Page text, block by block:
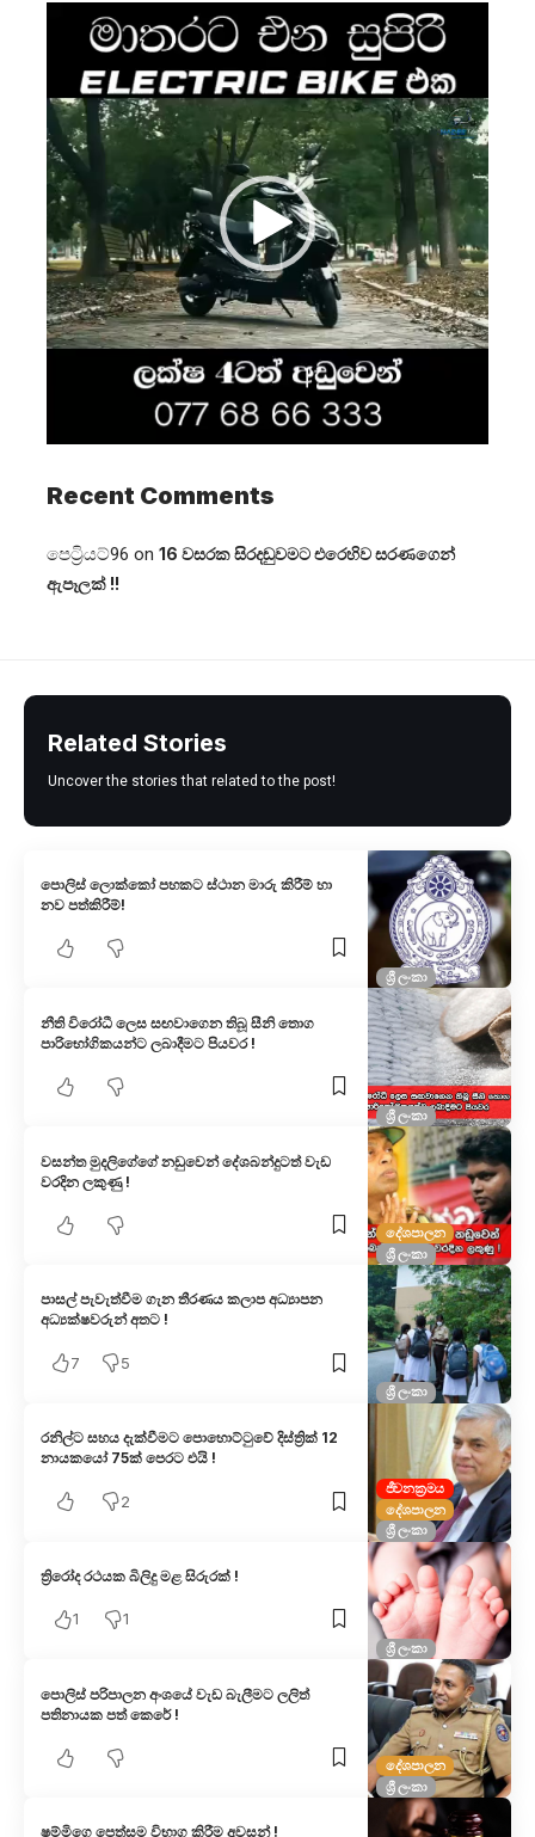
Player
Recent Comments
පෙට්‍රියට්96 on 16 වසරක සිරදඬුවමට එරෙහිව සරණගෙන්
ඇපෑලක් !!
Related Stories
Uncover the stories that related to the post!
ශ්‍රී ලංකා
පොලිස් ලොක්කෝ පහකට ස්ථාන මාරු කිරීම් හා
නව පත්කිරීම්!
ශ්‍රී ලංකා
නීති විරෝධී ලෙස සඟවාගෙන තිබූ සීනි තොග
පාරිභෝගිකයන්ට ලබාදීමට පියවර !
දේශපාලන
ශ්‍රී ලංකා
වසන්ත මුදලිගේගේ නඩුවෙන් දේශබන්දුටත් වැඩ
වරදින ලකුණු !
ශ්‍රී ලංකා
පාසල් පැවැත්වීම ගැන තීරණය කලාප අධ්‍යාපන
අධ්‍යක්ෂවරුන් අතට !
7 5
ජීවනක්‍රමය
දේශපාලන
ශ්‍රී ලංකා
රනිල්ට සහය දැක්වීමට පොහොට්ටුවේ දිස්ත්‍රික් 12
නායකයෝ 75ක් පෙරට එයි !
2
ශ්‍රී ලංකා
ත්‍රිරෝද රථයක බිලිදු මළ සිරුරක් !
1 1
දේශපාලන
ශ්‍රී ලංකා
පොලිස් පරිපාලන අංශයේ වැඩ බැලීමට ලලිත්
පතිනායක පත් කෙරේ !
ෂම්මිගෙ පෙත්සම විභාග කිරීම අවසන් !